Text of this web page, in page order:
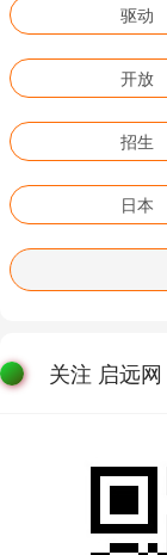
驱动
开放
招生
日本
关注 启远网